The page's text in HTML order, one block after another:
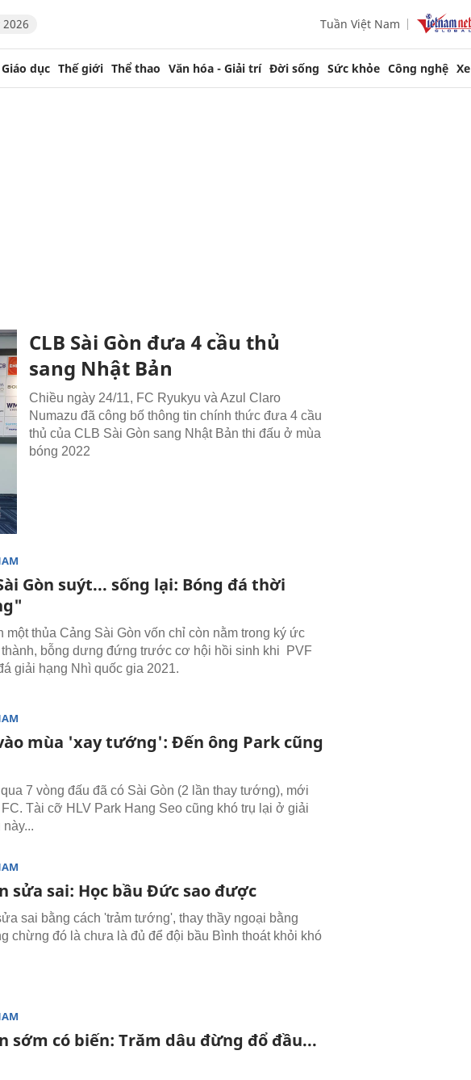
2026 Tuần Việt Nam
Giáo dục Thế giới Thể thao Văn hóa - Giải trí Đời sống Sức khỏe Công nghệ Xe
CLB Sài Gòn đưa 4 cầu thủ
sang Nhật Bản
Chiều ngày 24/11, FC Ryukyu và Azul Claro
Numazu đã công bố thông tin chính thức đưa 4 cầu
thủ của CLB Sài Gòn sang Nhật Bản thi đấu ở mùa
bóng 2022
Gòn suýt... sống lại: Bóng đá thời
một thủa Cảng Sài Gòn vốn chỉ còn nằm trong ký ức
bỗng dưng đứng trước cơ hội hồi sinh khi PVF
giải hạng Nhì quốc gia 2021.
mùa 'xay tướng': Đến ông Park cũng
7 vòng đấu đã có Sài Gòn (2 lần thay tướng), mới
Tài cỡ HLV Park Hang Seo cũng khó trụ lại ở giải
sửa sai: Học bầu Đức sao được
sai bằng cách 'trảm tướng', thay thầy ngoại bằng
chừng đó là chưa là đủ để đội bầu Bình thoát khỏi khó
sớm có biến: Trăm dâu đừng đổ đầu...